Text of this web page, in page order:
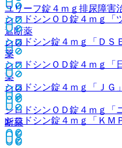
シロドシンＯＤ錠４ｍｇ「
遮断薬
シロドシンＯＤ錠４ｍｇ「
薬
シロドシンＯＤ錠４ｍｇ「
断薬
ユリーフ錠４ｍｇ 排尿障害
シロドシン錠４ｍｇ「ＤＳ
薬
シロドシン錠４ｍｇ「ＪＧ」
シロドシン錠４ｍｇ「ＫＭ